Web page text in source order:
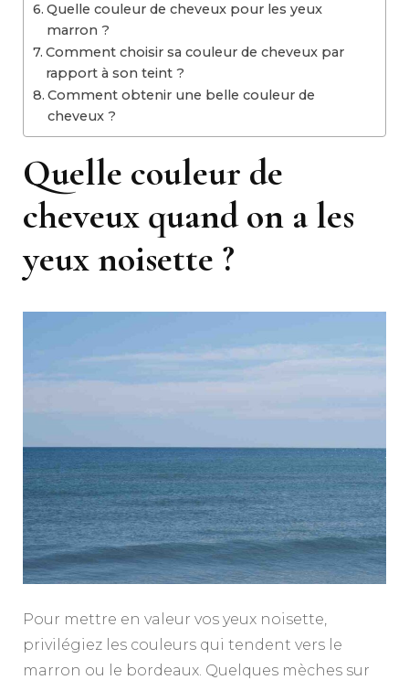
Quelle couleur de cheveux pour les yeux
marron ?
Comment choisir sa couleur de cheveux par
rapport à son teint ?
Comment obtenir une belle couleur de
cheveux ?
Quelle couleur de
cheveux quand on a les
yeux noisette ?
Pour mettre en valeur vos yeux noisette,
privilégiez les couleurs qui tendent vers le
marron ou le bordeaux. Quelques mèches sur